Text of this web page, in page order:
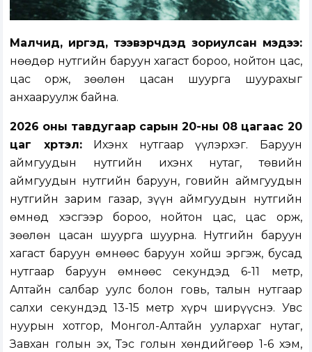
Малчид, иргэд, тээвэрчдэд зориулсан мэдээ:
Өнөөдөр нутгийн баруун хагаст бороо, нойтон цас,
цас орж, зөөлөн цасан шуурга шуурахыг
анхааруулж байна.
2026 оны тавдугаар сарын 20-ны 08 цагаас 20
цаг хүртэл:Ихэнх нутгаар үүлэрхэг. Баруун
аймгуудын нутгийн ихэнх нутаг, төвийн
аймгуудын нутгийн баруун, говийн аймгуудын
нутгийн зарим газар, зүүн аймгуудын нутгийн
өмнөд хэсгээр бороо, нойтон цас, цас орж,
зөөлөн цасан шуурга шуурна. Нутгийн баруун
хагаст баруун өмнөөс баруун хойш эргэж, бусад
нутгаар баруун өмнөөс секундэд 6-11 метр,
Aлтайн салбар уулс болон говь, талын нутгаар
салхи секундэд 13-15 метр хүрч ширүүснэ. Увс
нуурын хотгор, Монгол-Алтайн уулархаг нутаг,
Завхан голын эх, Тэс голын хөндийгөөр 1-6 хэм,